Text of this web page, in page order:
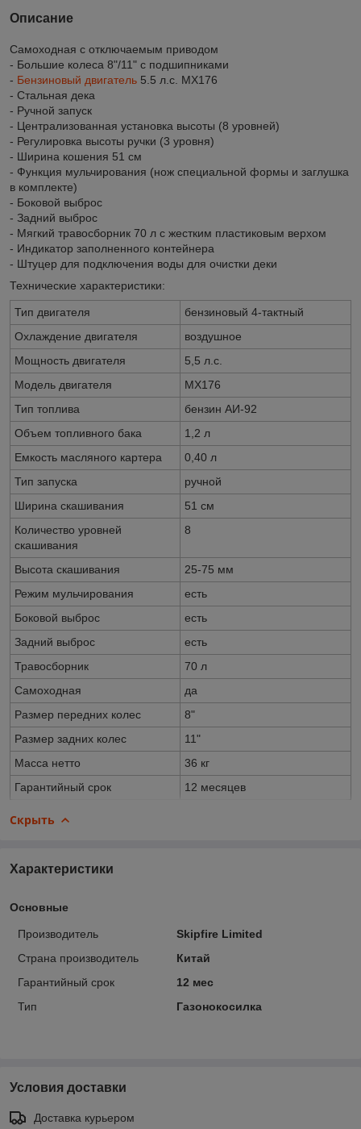
Описание
Самоходная с отключаемым приводом
- Большие колеса 8"/11" с подшипниками
- Бензиновый двигатель 5.5 л.с. MX176
- Стальная дека
- Ручной запуск
- Централизованная установка высоты (8 уровней)
- Регулировка высоты ручки (3 уровня)
- Ширина кошения 51 см
- Функция мульчирования (нож специальной формы и заглушка
в комплекте)
- Боковой выброс
- Задний выброс
- Мягкий травосборник 70 л с жестким пластиковым верхом
- Индикатор заполненного контейнера
- Штуцер для подключения воды для очистки деки
Технические характеристики:
Тип двигателя
бензиновый 4-тактный
Охлаждение двигателя
воздушное
Мощность двигателя
5,5 л.с.
Модель двигателя
MX176
Тип топлива
бензин АИ-92
Объем топливного бака
1,2 л
Емкость масляного картера
0,40 л
Тип запуска
ручной
Ширина скашивания
51 см
Количество уровней
скашивания
8
Высота скашивания
25-75 мм
Режим мульчирования
есть
Боковой выброс
есть
Задний выброс
есть
Травосборник
70 л
Самоходная
да
Размер передних колес
8"
Размер задних колес
11"
Масса нетто
36 кг
Гарантийный срок
12 месяцев
Скрыть
Характеристики
Основные
Производитель
Skipfire Limited
Страна производитель
Китай
Гарантийный срок
12 мес
Тип
Газонокосилка
Условия доставки
Доставка курьером